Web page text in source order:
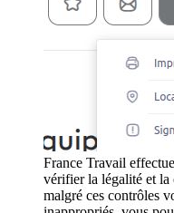
France Travail
vérifier la légalité et la
malgré ces contrôles